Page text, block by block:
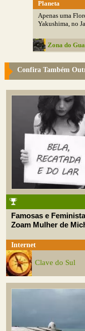
Planeta
Apenas uma
Yakushima, no
Zona do
Confira Também
Famosas e
Zoam Mulher de
Internet
Clave do Sul